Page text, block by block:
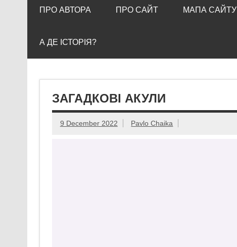
ПРО АВТОРА ПРО САЙТ МАПА САЙТУ
А ДЕ ІСТОРІЯ?
ЗАГАДКОВІ АКУЛИ
9 December 2022 Pavlo Chaika